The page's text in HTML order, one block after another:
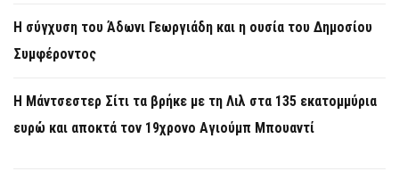
Η σύγχυση του Άδωνι Γεωργιάδη και η ουσία του Δημοσίου
Συμφέροντος
Η Μάντσεστερ Σίτι τα βρήκε με τη Λιλ στα 135 εκατομμύρια
ευρώ και αποκτά τον 19χρονο Αγιούμπ Μπουαντί